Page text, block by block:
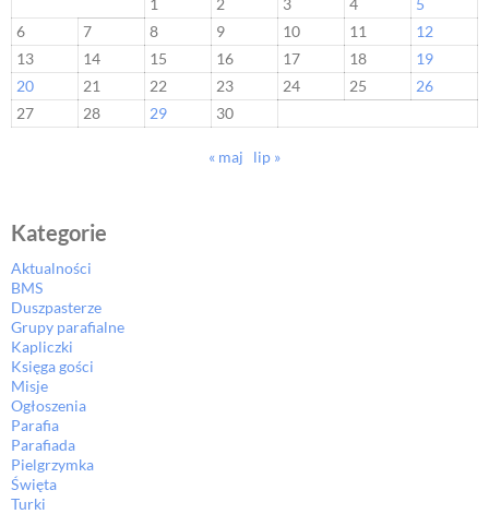
1
2 3 4
5
6
7 8 9 10 11
12
13
14 15 16 17 18
19
20
21 22 23 24 25
26
27
28 29 30
« maj lip »
Kategorie
Aktualności
BMS
Duszpasterze
Grupy parafialne
Kapliczki
Księga gości
Misje
Ogłoszenia
Parafia
Parafiada
Pielgrzymka
Święta
Turki